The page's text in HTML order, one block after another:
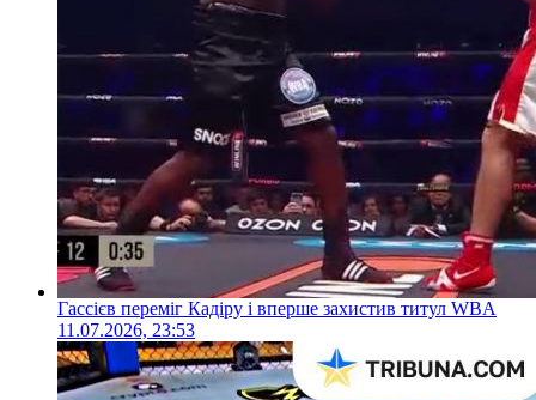
Гассієв переміг Кадіру і вперше захистив титул WBA
11.07.2026, 23:53